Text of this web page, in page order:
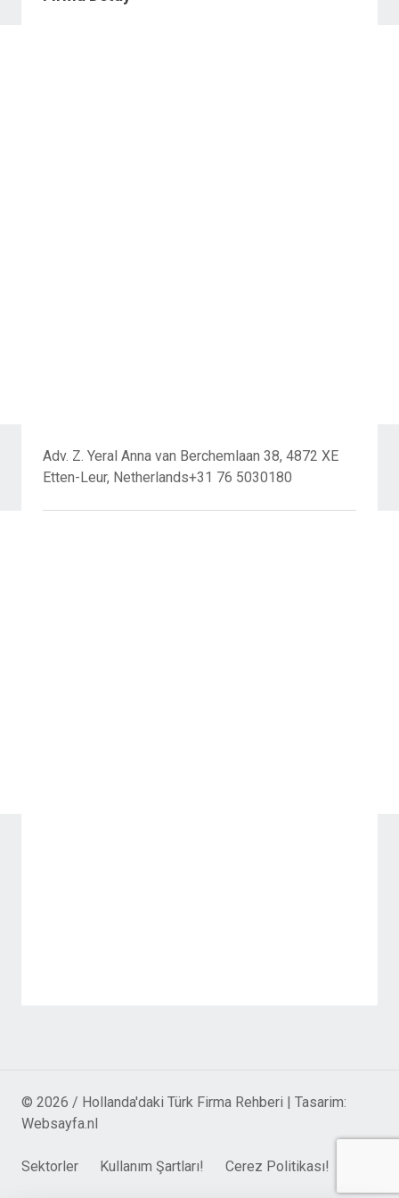
Adv. Z. Yeral Anna van Berchemlaan 38, 4872 XE
Etten-Leur, Netherlands+31 76 5030180
© 2026 / Hollanda'daki Türk Firma Rehberi | Tasarim:
Websayfa.nl
Sektorler Kullanım Şartları! Cerez Politikası!